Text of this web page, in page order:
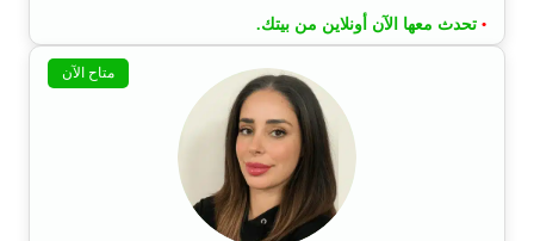
• تحدث معها الآن أونلاين من بيتك.
متاح الآن